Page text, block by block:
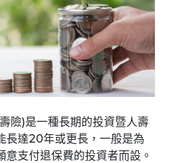
險)是一種長期的投資暨人壽
長達20年或更長，一般是為
支付退保費的投資者而設。